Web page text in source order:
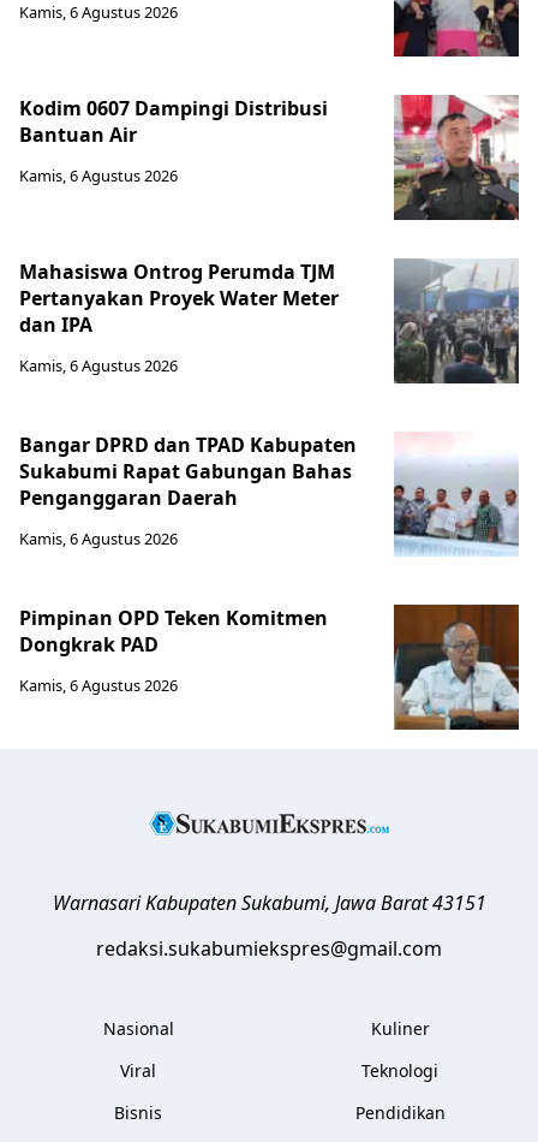
Kamis, 6 Agustus 2026
Kodim 0607 Dampingi Distribusi
Bantuan Air
Kamis, 6 Agustus 2026
Mahasiswa Ontrog Perumda TJM
Pertanyakan Proyek Water Meter
dan IPA
Kamis, 6 Agustus 2026
Bangar DPRD dan TPAD Kabupaten
Sukabumi Rapat Gabungan Bahas
Penganggaran Daerah
Kamis, 6 Agustus 2026
Pimpinan OPD Teken Komitmen
Dongkrak PAD
Kamis, 6 Agustus 2026
Warnasari Kabupaten Sukabumi, Jawa Barat 43151
redaksi.sukabumiekspres@gmail.com
Nasional
Viral
Bisnis
Kuliner
Teknologi
Pendidikan